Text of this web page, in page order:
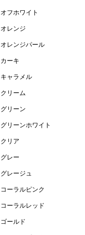
オフホワイト
オレンジ
オレンジパール
カーキ
キャラメル
クリーム
グリーン
グリーンホワイト
クリア
グレー
グレージュ
コーラルピンク
コーラルレッド
ゴールド